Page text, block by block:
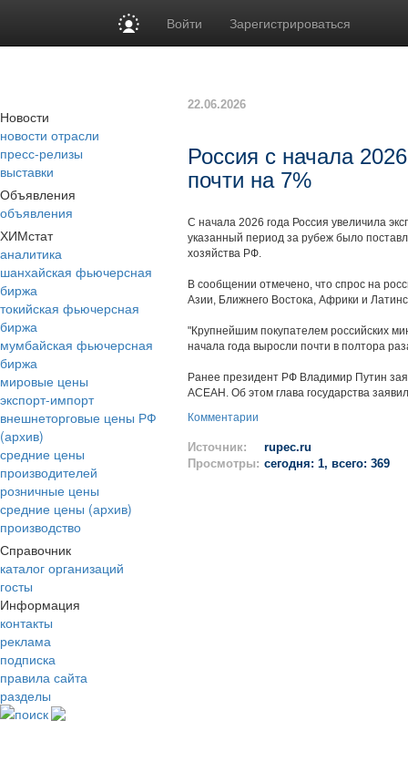
Войти Зарегистрироваться
Новости
новости отрасли
пресс-релизы
выставки
Объявления
объявления
ХИМстат
аналитика
шанхайская фьючерсная
биржа
токийская фьючерсная
биржа
мумбайская фьючерсная
биржа
мировые цены
экспорт-импорт
внешнеторговые цены РФ
(архив)
средние цены
производителей
розничные цены
средние цены (архив)
производство
Справочник
каталог организаций
госты
Информация
контакты
реклама
подписка
правила сайта
разделы
поиск
22.06.2026
Россия с начала
почти на 7%
С начала 2026 года Россия увеличила
указанный период за рубеж было
хозяйства РФ.
В сообщении отмечено, что спрос на
Азии, Ближнего Востока, Африки и
"Крупнейшим покупателем российских
начала года выросли почти в полтора
Ранее президент РФ Владимир Путин
АСЕАН. Об этом глава государства
Комментарии
Источник:
rupec.ru
Просмотры: сегодня: 1, всего: 369